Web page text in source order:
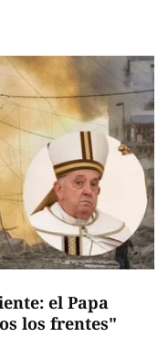
el Papa
los frentes"